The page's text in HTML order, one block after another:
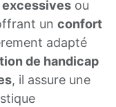
ou
un confort
adapté
de handicap
, il assure une